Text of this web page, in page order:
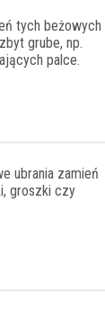
tych beżowych
grube, np.
palce.
ubrania zamień
groszki czy